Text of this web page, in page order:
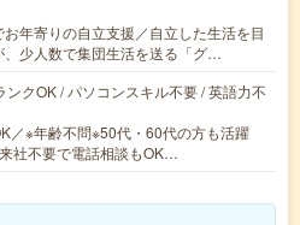
年寄りの自立支援／自立した生活を目
、少人数で集団生活を送る「グ…
ンクOK / パソコンスキル不要 / 英語力不
／※年齢不問※50代・60代の方も活躍
社不要で電話相談もOK…